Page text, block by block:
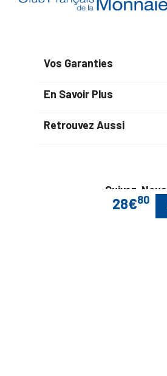
28€80
Vos Garanties
En Savoir Plus
Retrouvez Aussi
Suivez-Nous